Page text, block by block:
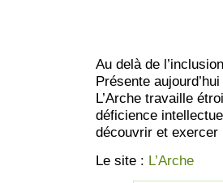
Au delà de
Présente
L’Arche travaille
déficience
découvrir et exercer
Le site : L’Arche